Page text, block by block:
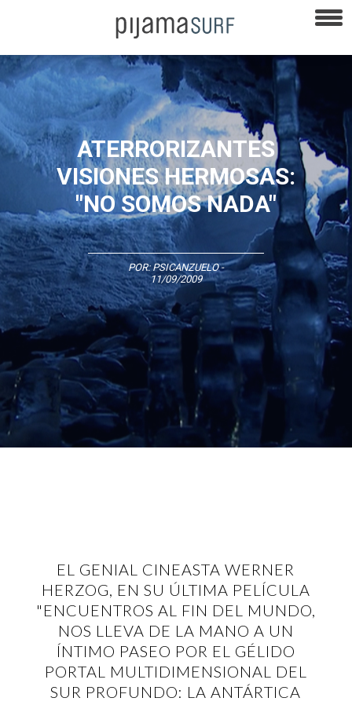
ATERRORIZANTES
VISIONES HERMOSAS:
"NO SOMOS NADA"
POR: PSICANZUELO-
11/09/2009
EL GENIAL CINEASTA WERNER
HERZOG, EN SU ÚLTIMA PELÍCULA
"ENCUENTROS AL FIN DEL MUNDO,
NOS LLEVA DE LA MANO A UN
ÍNTIMO PASEO POR EL GÉLIDO
PORTAL MULTIDIMENSIONAL DEL
SUR PROFUNDO: LA ANTÁRTICA